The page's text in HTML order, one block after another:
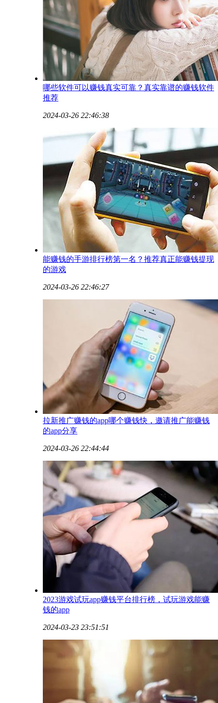
哪些软件可以赚钱真实可靠？真实靠谱的赚钱软件
推荐
2024-03-26 22:46:38
能赚钱的手游排行榜第一名？推荐真正能赚钱提现
的游戏
2024-03-26 22:46:27
​拉新推广赚钱的app哪个赚钱快，邀请推广能赚钱
的app分享
2024-03-26 22:44:44
2023游戏试玩app赚钱平台排行榜，试玩游戏能赚
钱的app
2024-03-23 23:51:51